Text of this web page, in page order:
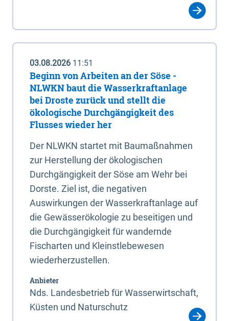
03.08.2026 11:51
Beginn von Arbeiten an der Söse -
NLWKN baut die Wasserkraftanlage
bei Droste zurück und stellt die
ökologische Durchgängigkeit des
Flusses wieder her
Der NLWKN startet mit Baumaßnahmen
zur Herstellung der ökologischen
Durchgängigkeit der Söse am Wehr bei
Dorste. Ziel ist, die negativen
Auswirkungen der Wasserkraftanlage auf
die Gewässerökologie zu beseitigen und
die Durchgängigkeit für wandernde
Fischarten und Kleinstlebewesen
wiederherzustellen.
Anbieter
Nds. Landesbetrieb für Wasserwirtschaft,
Küsten und Naturschutz